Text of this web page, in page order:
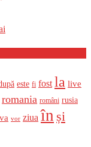
este fi fost la live
romania români rusia
va vor ziua în și